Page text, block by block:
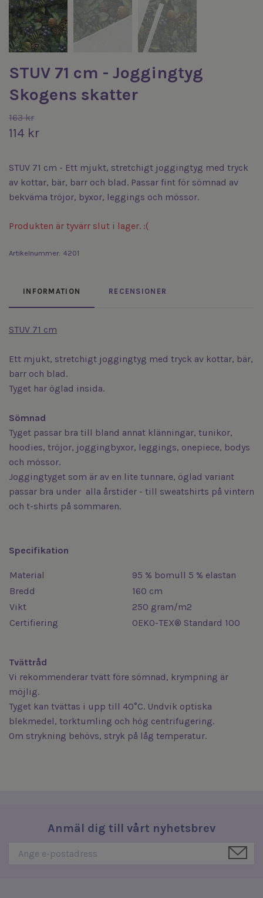
STUV 71 cm - Joggingtyg
Skogens skatter
163 kr
114 kr
STUV 71 cm - Ett mjukt, stretchigt joggingtyg med tryck
av kottar, bär, barr och blad. Passar fint för sömnad av
bekväma tröjor, byxor, leggings och mössor.
Produkten är tyvärr slut i lager. :(
Artikelnummer: 4201
INFORMATION RECENSIONER
STUV 71 cm
Ett mjukt, stretchigt joggingtyg med tryck av kottar, bär,
barr och blad.
Tyget har öglad insida.
Sömnad
Tyget passar bra till bland annat klänningar, tunikor,
hoodies, tröjor, joggingbyxor, leggings, onepiece, bodys
och mössor.
Joggingtyget som är av en lite tunnare, öglad variant
passar bra under alla årstider - till sweatshirts på vintern
och t-shirts på sommaren.
Specifikation
Material
95 % bomull 5 % elastan
Bredd
160 cm
Vikt
250 gram/m2
Certifiering
OEKO-TEX® Standard 100
Tvättråd
Vi rekommenderar tvätt före sömnad, krympning är
möjlig.
Tyget kan tvättas i upp till 40°C. Undvik optiska
blekmedel, torktumling och hög centrifugering.
Om strykning behövs, stryk på låg temperatur.
Anmäl dig till vårt nyhetsbrev